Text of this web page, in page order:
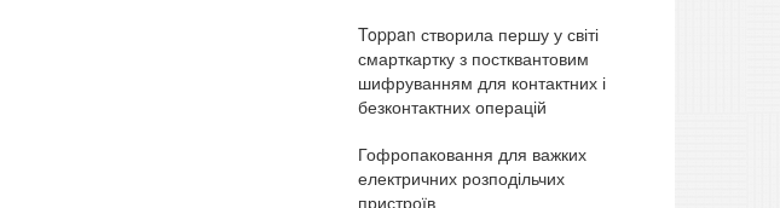
Toppan створила першу у світі
смарткартку з постквантовим
шифруванням для контактних і
безконтактних операцій
Гофропаковання для важких
електричних розподільчих
пристроїв